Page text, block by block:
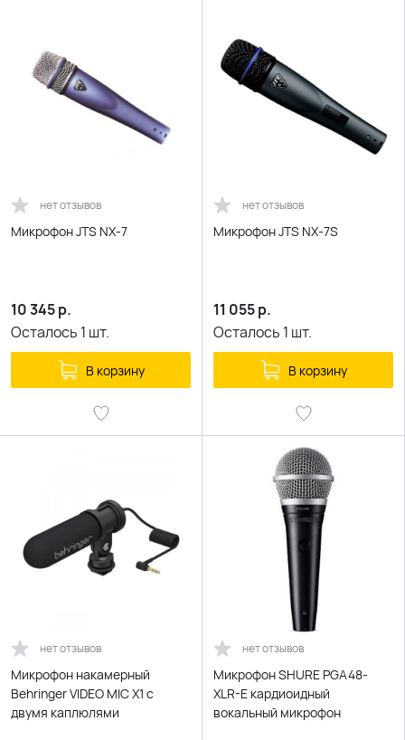
нет отзывов
Микрофон JTS NX-7
10 345р.
Осталось 1 шт.
В корзину
нет отзывов
Микрофон JTS NX-7S
11 055р.
Осталось 1 шт.
В корзину
нет отзывов
Микрофон накамерный
Behringer VIDEO MIC X1 с
двумя каплюлями
нет отзывов
Микрофон SHURE PGA48-
XLR-E кардиоидный
вокальный микрофон